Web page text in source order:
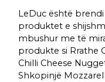
LeDuc është
produktet e
mbushur me të
produkte si Rrathe
Chilli Cheese
Shkopinjë